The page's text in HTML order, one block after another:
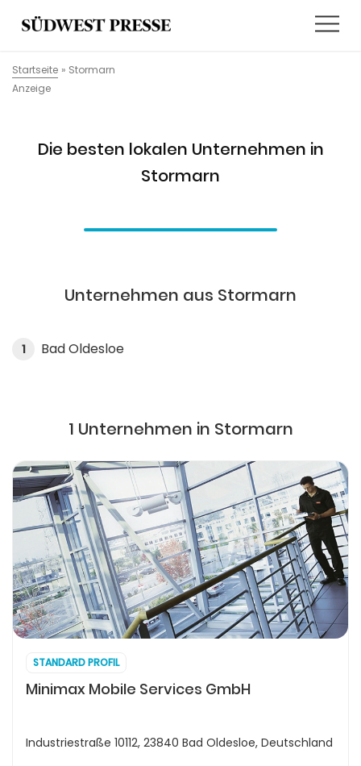
Startseite » Stormarn
Anzeige
Die besten lokalen Unternehmen in
Stormarn
Unternehmen aus Stormarn
1 Bad Oldesloe
1 Unternehmen in Stormarn
STANDARD PROFIL
Minimax Mobile Services GmbH
Industriestraße 10112, 23840 Bad Oldesloe, Deutschland